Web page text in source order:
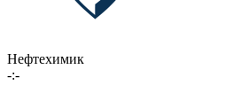
Нефтехимик
-:-